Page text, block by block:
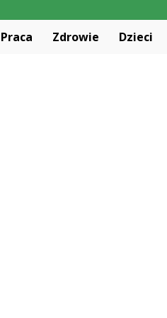
Praca Zdrowie Dzieci